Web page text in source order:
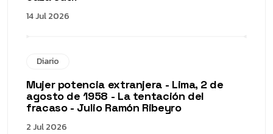
14 Jul 2026
Diario
Mujer potencia extranjera - Lima, 2 de
agosto de 1958 - La tentación del
fracaso - Julio Ramón Ribeyro
2 Jul 2026